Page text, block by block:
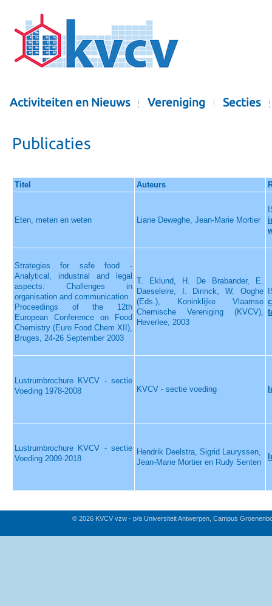
Activiteiten en Nieuws Vereniging Secties
Publicaties
Titel Auteurs
Eten, meten en weten Liane Deweghe, Jean-Marie Mortier
Strategies for safe food -
Analytical, industrial and legal
aspects: Challenges in
organisation and communication
Proceedings of the 12th
European Conference on Food
Chemistry (Euro Food Chem XII),
Bruges, 24-26 September 2003
T. Eklund, H. De Brabander, E.
Daeseleire, I. Dirinck, W. Ooghe
(Eds.), Koninklijke Vlaamse
Chemische Vereniging (KVCV),
Heverlee, 2003
Lustrumbrochure KVCV - sectie
Voeding 1978-2008
KVCV - sectie voeding
Lustrumbrochure KVCV - sectie
Voeding 2009-2018
Hendrik Deelstra, Sigrid Lauryssen,
Jean-Marie Mortier en Rudy Senten
© 2026 KVCV vzw - p/a Universiteit Antwerpen, Campus